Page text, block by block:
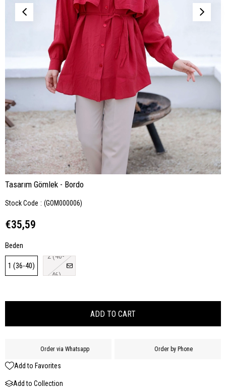
Tasarım Gömlek - Bordo
Stock Code (GOM000006)
€35,59
Beden
1 (36-40)
2 (40-
46)
Order via Whatsapp Order by Phone
Add to Favorites
Add to Collection